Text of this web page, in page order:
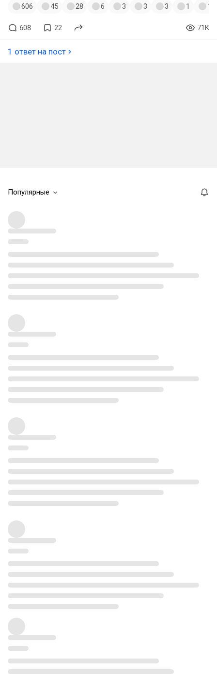
606 45 28 6 3 3 3 1 1
608 22 71K
1 ответ на пост
Популярные